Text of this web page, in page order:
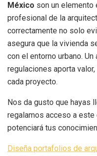
México son un elemento
profesional de la
correctamente no solo
asegura que la vivienda
con el entorno urbano.
regulaciones aporta
cada proyecto.
Nos da gusto que hayas
regalamos acceso a
potenciará tus
Diseña portafolios de